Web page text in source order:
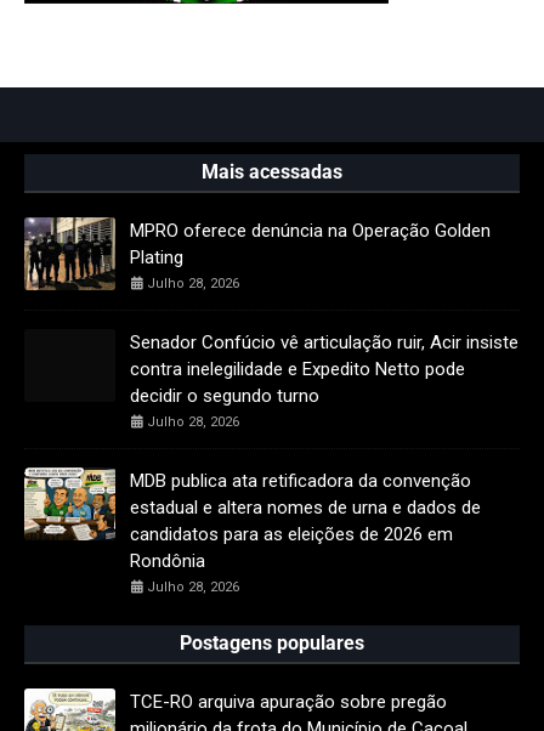
Mais acessadas
MPRO oferece denúncia na Operação Golden
Plating
Julho 28, 2026
Senador Confúcio vê articulação ruir, Acir insiste
contra inelegilidade e Expedito Netto pode
decidir o segundo turno
Julho 28, 2026
MDB publica ata retificadora da convenção
estadual e altera nomes de urna e dados de
candidatos para as eleições de 2026 em
Rondônia
Julho 28, 2026
Postagens populares
TCE-RO arquiva apuração sobre pregão